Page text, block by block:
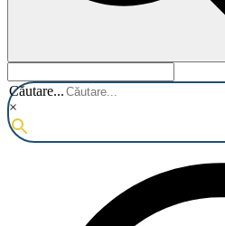
Căutare...
×